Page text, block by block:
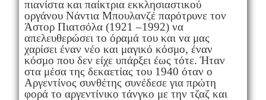
πιανίστα και παίκτρια εκκλησιαστικού
οργάνου Νάντια Μπουλανζέ παρότρυνε τον
Άστορ Πιατσόλα (1921 –1992) να
απελευθερώσει το όραμά του και να μας
χαρίσει έναν νέο και μαγικό κόσμο, έναν
κόσμο που δεν είχε υπάρξει έως τότε. Ήταν
στα μέσα της δεκαετίας του 1940 όταν ο
Αργεντίνος συνθέτης συνέδεσε για πρώτη
φορά το αργεντίνικο τάνγκο με την τζαζ και